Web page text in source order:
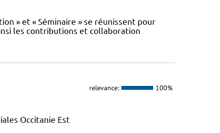
» et « Séminaire » se réunissent pour
les contributions et collaboration
relevance: 100%
Occitanie Est